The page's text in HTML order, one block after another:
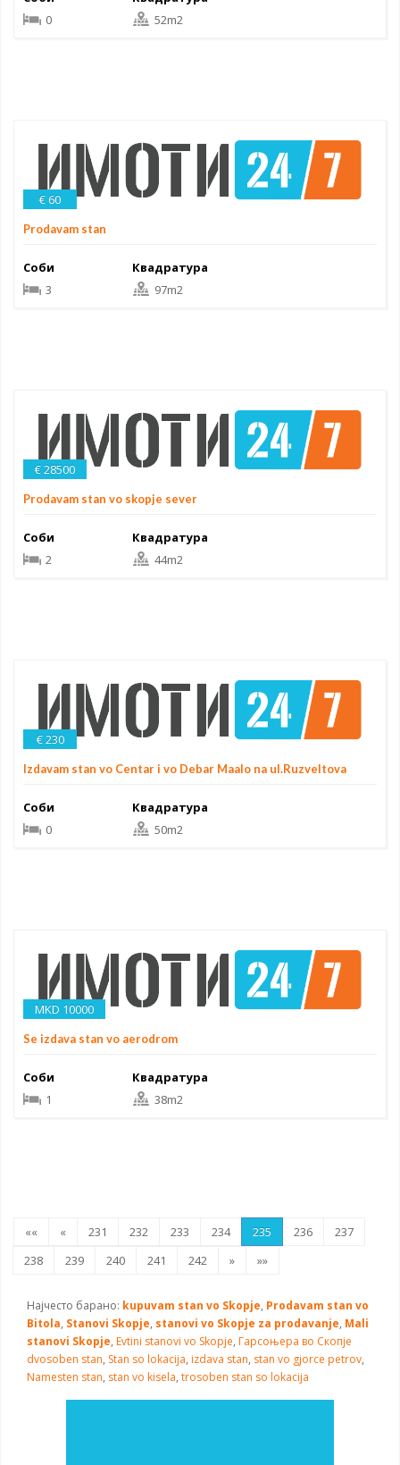
0
52m2
€ 60
Prodavam stan
Соби
3
Квадратура
97m2
€ 28500
Prodavam stan vo skopje sever
Соби
2
Квадратура
44m2
€ 230
Izdavam stan vo Centar i vo Debar Maalo na ul.Ruzveltova
Соби
0
Квадратура
50m2
MKD 10000
Se izdava stan vo aerodrom
Соби
1
Квадратура
38m2
«« « 231 232 233 234 235 236
237
238
239 240 241 242 » »»
Најчесто барано: kupuvam stan vo Skopje, Prodavam stan vo
Bitola, Stanovi Skopje, stanovi vo Skopje za prodavanje, Mali
stanovi Skopje, Evtini stanovi vo Skopje, Гарсоњера во Скопје
dvosoben stan, Stan so lokacija, izdava stan, stan vo gjorce petrov,
Namesten stan, stan vo kisela, trosoben stan so lokacija